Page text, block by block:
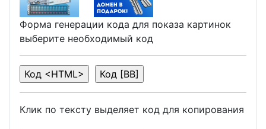
Форма генерации кода для показа картинок
выберите необходимый код
Клик по тексту выделяет код для копирования